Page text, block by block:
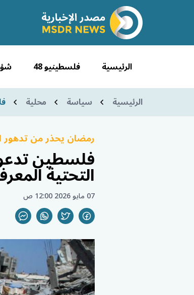
الرئيسية فلسطينيو 48
الرئيسية سياسة محلية
رمضان يحذر من تدهور
فلسطين
التحتية
07 مايو 2026 12:00 ص